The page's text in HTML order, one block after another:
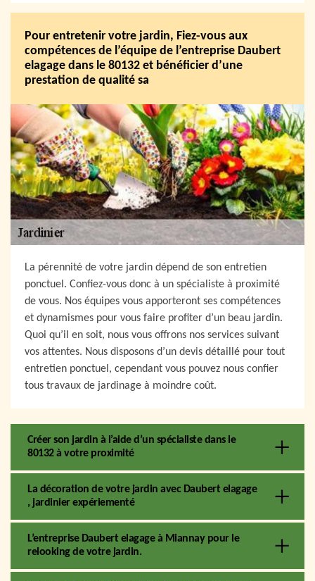
Pour entretenir votre jardin, Fiez-vous aux
compétences de l’équipe de l’entreprise Daubert
elagage dans le 80132 et bénéficier d’une
prestation de qualité sa
La pérennité de votre jardin dépend de son entretien
ponctuel. Confiez-vous donc à un spécialiste à proximité
de vous. Nos équipes vous apporteront ses compétences
et dynamismes pour vous faire profiter d’un beau jardin.
Quoi qu’il en soit, nous vous offrons nos services suivant
vos attentes. Nous disposons d’un devis détaillé pour tout
entretien ponctuel, cependant vous pouvez nous confier
tous travaux de jardinage à moindre coût.
Créer son jardin à l’aide d’un spécialiste dans le
80132 à votre proximité
La décoration de votre jardin avec Daubert elagage
, jardinier expériementé
L’entreprise Daubert elagage à Miannay pour le
relooking de votre jardin.